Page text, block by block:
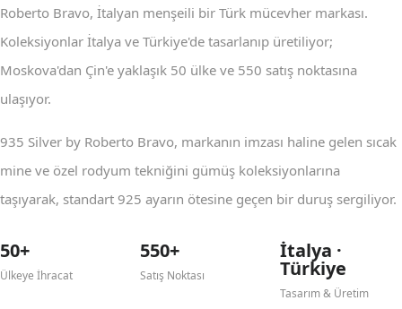
Roberto Bravo, İtalyan menşeili bir Türk mücevher markası.
Koleksiyonlar İtalya ve Türkiye'de tasarlanıp üretiliyor;
Moskova'dan Çin'e yaklaşık 50 ülke ve 550 satış noktasına
ulaşıyor.
935 Silver by Roberto Bravo, markanın imzası haline gelen sıcak
mine ve özel rodyum tekniğini gümüş koleksiyonlarına
taşıyarak, standart 925 ayarın ötesine geçen bir duruş sergiliyor.
50+
Ülkeye İhracat
550+
Satış Noktası
İtalya ·
Türkiye
Tasarım & Üretim